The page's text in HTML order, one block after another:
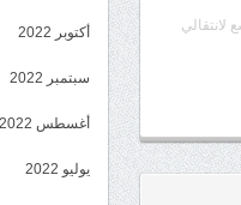
لانتقالي أكتوبر 2022
سبتمبر 2022
أغسطس 2022
يوليو 2022